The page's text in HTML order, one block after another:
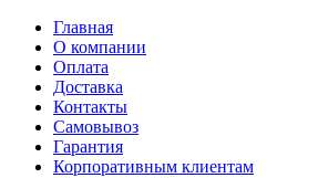
Главная
О компании
Оплата
Доставка
Контакты
Самовывоз
Гарантия
Корпоративным клиентам